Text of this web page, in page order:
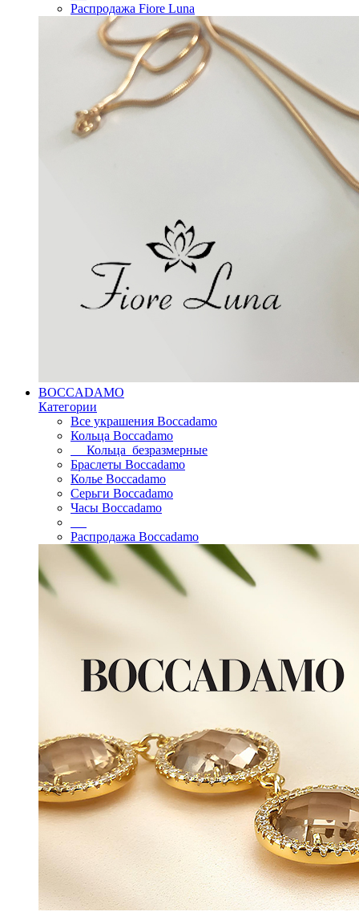
Распродажа Fiore Luna
BOCCADAMO
Категории
Все украшения Boccadamo
Кольца Boccadamo
Кольца безразмерные
Браслеты Boccadamo
Колье Boccadamo
Серьги Boccadamo
Часы Boccadamo
Распродажа Boccadamo